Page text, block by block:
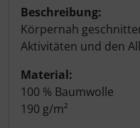
Beschreibung:
Körpernah
Aktivitäten und den
Material:
100 % Baumwolle
190 g/m²